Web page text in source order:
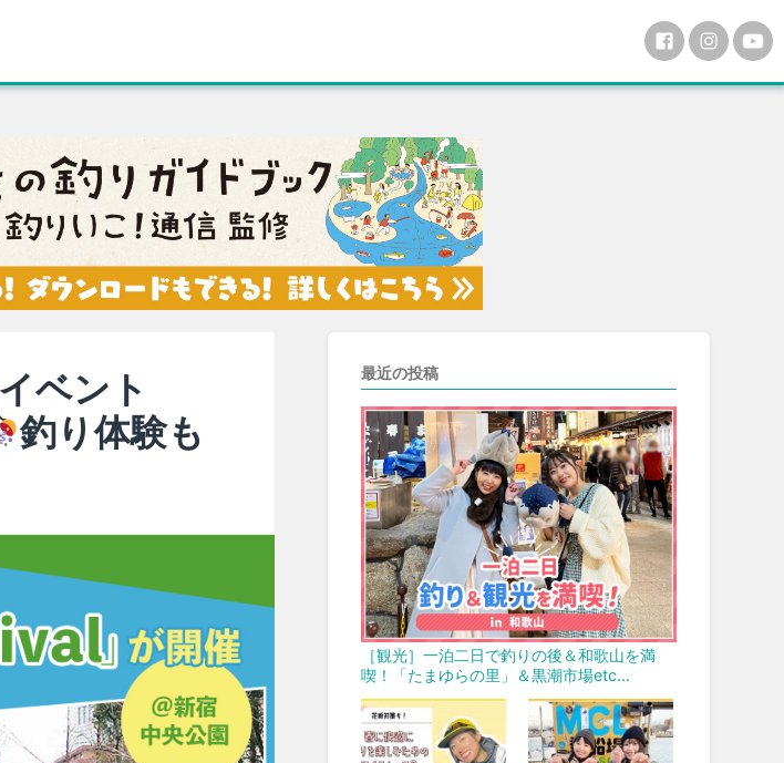
ベント
釣り体験も
最近の投稿
［観光］一泊二日で釣りの後＆和歌山を満
喫！「たまゆらの里」＆黒潮市場etc…